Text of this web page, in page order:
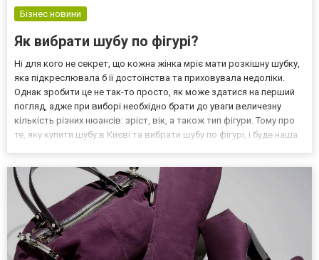
Бізнес новини
Як вибрати шубу по фігурі?
Ні для кого не секрет, що кожна жінка мріє мати розкішну шубку,
яка підкреслювала б її достоїнства та приховувала недоліки.
Однак зробити це не так-то просто, як може здатися на перший
погляд, адже при виборі необхідно брати до уваги величезну
кількість різних нюансів: зріст, вік, а також тип фігури. Тому про
те, яку купити шубу в Києві та вибрати шубу по фігурі, і буде наша